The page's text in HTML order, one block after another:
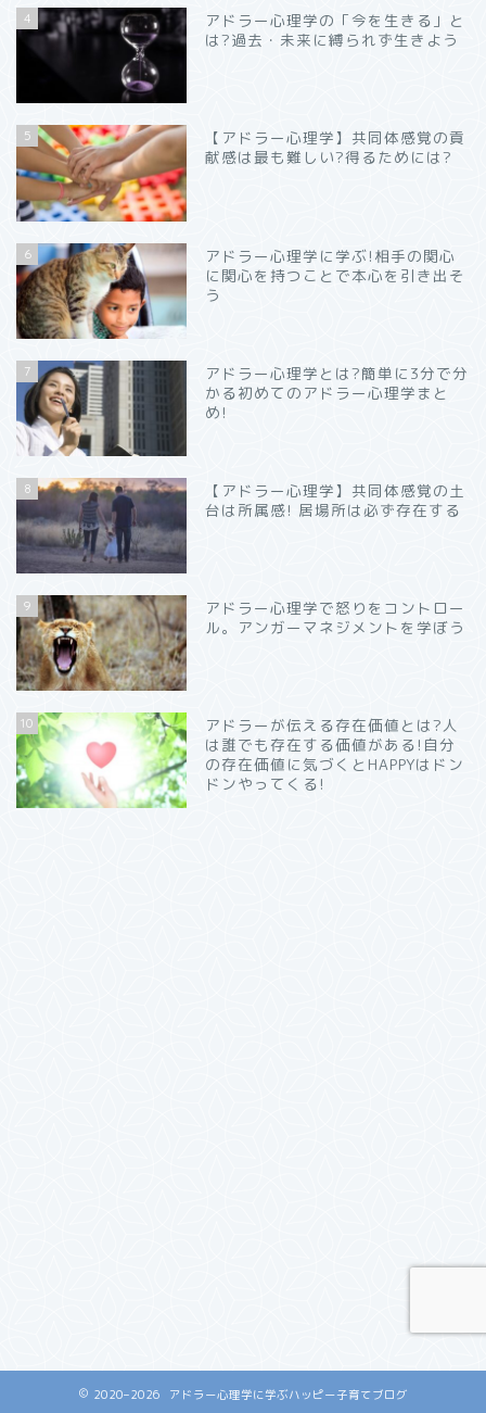
4
アドラー心理学の「今を生きる」と
は?過去・未来に縛られず生きよう
5
【アドラー心理学】共同体感覚の貢
献感は最も難しい?得るためには?
6
アドラー心理学に学ぶ!相手の関心
に関心を持つことで本心を引き出そ
う
7
アドラー心理学とは?簡単に3分で分
かる初めてのアドラー心理学まと
め!
8
【アドラー心理学】共同体感覚の土
台は所属感! 居場所は必ず存在する
9
アドラー心理学で怒りをコントロー
ル。アンガーマネジメントを学ぼう
10
アドラーが伝える存在価値とは?人
は誰でも存在する価値がある!自分
の存在価値に気づくとHAPPYはドン
ドンやってくる!
2020–2026 アドラー心理学に学ぶハッピー子育てブログ